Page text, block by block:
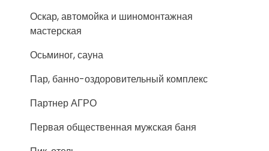
Оскар, автомойка и шиномонтажная
мастерская
Осьминог, сауна
Пар, банно-оздоровительный комплекс
Партнер АГРО
Первая общественная мужская баня